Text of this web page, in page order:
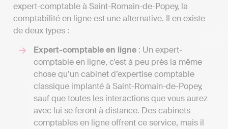
expert-comptable à Saint-Romain-de-Popey, la
comptabilité en ligne est une alternative. Il en existe
de deux types :
Expert-comptable en ligne : Un expert-
comptable en ligne, c’est à peu près la même
chose qu’un cabinet d’expertise comptable
classique implanté à Saint-Romain-de-Popey,
sauf que toutes les interactions que vous aurez
avec lui se feront à distance. Des cabinets
comptables en ligne offrent ce service, mais il